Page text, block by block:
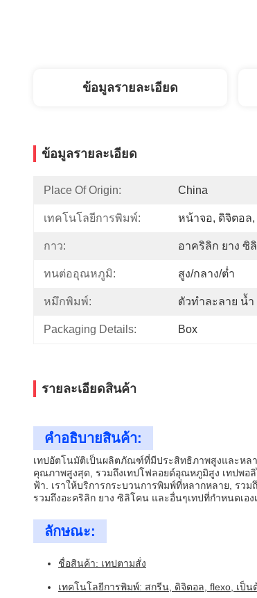
ข้อมูลรายละเอียด
ข้อมูลรายละเอียด
Place Of Origin: China
เทคโนโลยีการพิมพ์: หน้าจอ, ดิจิตอล,
กาว: อาคริลิก ยาง ซิ
ทนต่ออุณหภูมิ: สูง/กลาง/ต่ำ
หมึกพิมพ์: ตัวทำละลาย น้ำ
Packaging Details: Box
รายละเอียดสินค้า
คําอธิบายสินค้า:
เทปอัตโนมัติเป็นผลิตภัณฑ์ที่มีประสิทธิภาพสูงและหล
คุณภาพสูงสุด, รวมถึงเทปโฟลอยด์อุณหภูมิสูง เทปพอ
ฟ้า. เราให้บริการกระบวนการพิมพ์ที่หลากหลาย, รว
รวมถึงอะคริลิก ยาง ซิลิโคน และอื่นๆเทปที่กําหนดเ
ลักษณะ:
ชื่อสินค้า: เทปตามสั่ง
เทคโนโลยีการพิมพ์: สกรีน, ดิจิตอล, flexo, เป็น